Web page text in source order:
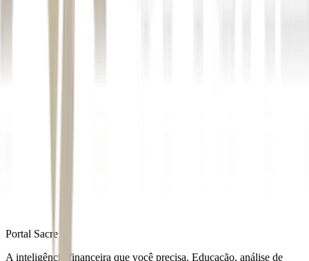
Portal Sacre
A inteligência financeira que você precisa. Educação, análise de